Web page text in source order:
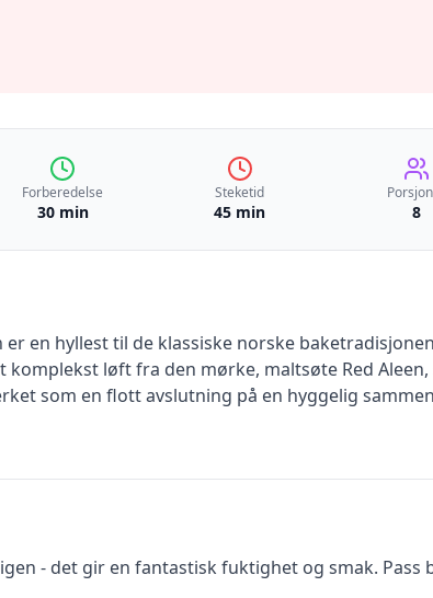
Forberedelse
30 min
Steketid
45 min 8
en hyllest til de klassiske norske
løft fra den mørke, maltsøte Red
som en flott avslutning på en hyggelig
- det gir en fantastisk fuktighet og smak. Pass